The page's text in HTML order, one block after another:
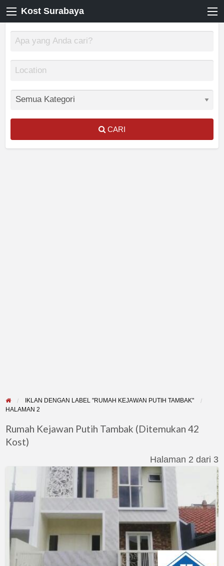
Kost Surabaya
CARI
IKLAN DENGAN LABEL "RUMAH KEJAWAN PUTIH TAMBAK"
HALAMAN 2
Rumah Kejawan Putih Tambak (Ditemukan 42
Kost)
Halaman 2 dari 3
Rumah
Pakuwon
City
Dekat
Mall